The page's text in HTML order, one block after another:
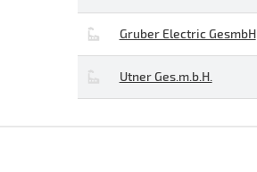
Gruber Electric GesmbH
Utner Ges.m.b.H.